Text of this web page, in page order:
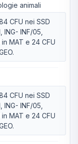
animali
CFU nei SSD
ING- INF/05,
MAT e 24 CFU
CFU nei SSD
ING- INF/05,
MAT e 24 CFU